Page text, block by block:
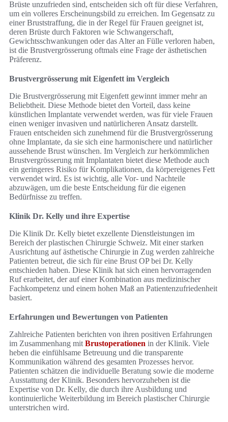
Brüste unzufrieden sind, entscheiden sich oft für diese Verfahren,
um ein volleres Erscheinungsbild zu erreichen. Im Gegensatz zu
einer Bruststraffung, die in der Regel für Frauen geeignet ist,
deren Brüste durch Faktoren wie Schwangerschaft,
Gewichtsschwankungen oder das Alter an Fülle verloren haben,
ist die Brustvergrösserung oftmals eine Frage der ästhetischen
Präferenz.
Brustvergrösserung mit Eigenfett im Vergleich
Die Brustvergrösserung mit Eigenfett gewinnt immer mehr an
Beliebtheit. Diese Methode bietet den Vorteil, dass keine
künstlichen Implantate verwendet werden, was für viele Frauen
einen weniger invasiven und natürlicheren Ansatz darstellt.
Frauen entscheiden sich zunehmend für die Brustvergrösserung
ohne Implantate, da sie sich eine harmonischere und natürlicher
aussehende Brust wünschen. Im Vergleich zur herkömmlichen
Brustvergrösserung mit Implantaten bietet diese Methode auch
ein geringeres Risiko für Komplikationen, da körpereigenes Fett
verwendet wird. Es ist wichtig, alle Vor- und Nachteile
abzuwägen, um die beste Entscheidung für die eigenen
Bedürfnisse zu treffen.
Klinik Dr. Kelly und ihre Expertise
Die Klinik Dr. Kelly bietet exzellente Dienstleistungen im
Bereich der plastischen Chirurgie Schweiz. Mit einer starken
Ausrichtung auf ästhetische Chirurgie in Zug werden zahlreiche
Patienten betreut, die sich für eine Brust OP bei Dr. Kelly
entschieden haben. Diese Klinik hat sich einen hervorragenden
Ruf erarbeitet, der auf einer Kombination aus medizinischer
Fachkompetenz und einem hohen Maß an Patientenzufriedenheit
basiert.
Erfahrungen und Bewertungen von Patienten
Zahlreiche Patienten berichten von ihren positiven Erfahrungen
im Zusammenhang mit Brustoperationen in der Klinik. Viele
heben die einfühlsame Betreuung und die transparente
Kommunikation während des gesamten Prozesses hervor.
Patienten schätzen die individuelle Beratung sowie die moderne
Ausstattung der Klinik. Besonders hervorzuheben ist die
Expertise von Dr. Kelly, die durch ihre Ausbildung und
kontinuierliche Weiterbildung im Bereich plastischer Chirurgie
unterstrichen wird.